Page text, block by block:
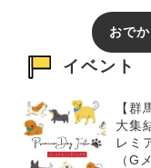
おで
イベント
【
大集
レミ
（G